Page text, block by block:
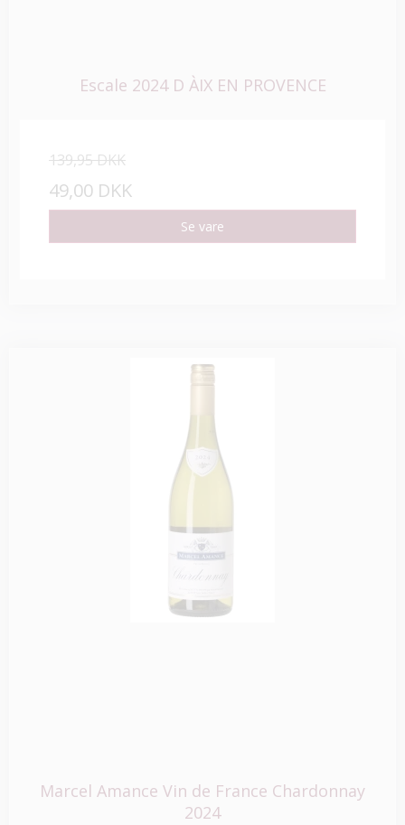
Escale 2024 D ÀIX EN PROVENCE
139,95 DKK
49,00 DKK
Se vare
Marcel Amance Vin de France Chardonnay
2024